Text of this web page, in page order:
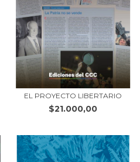
EL PROYECTO LIBERTARIO
$21.000,00